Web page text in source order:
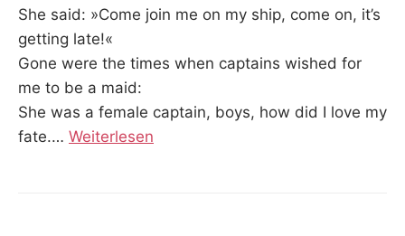
She said: »Come join me on my ship, come on, it’s
getting late!«
Gone were the times when captains wished for
me to be a maid:
She was a female captain, boys, how did I love my
fate.… Weiterlesen